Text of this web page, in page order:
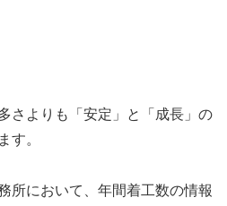
さよりも「安定」と「成長」の
す。
所において、年間着工数の情報